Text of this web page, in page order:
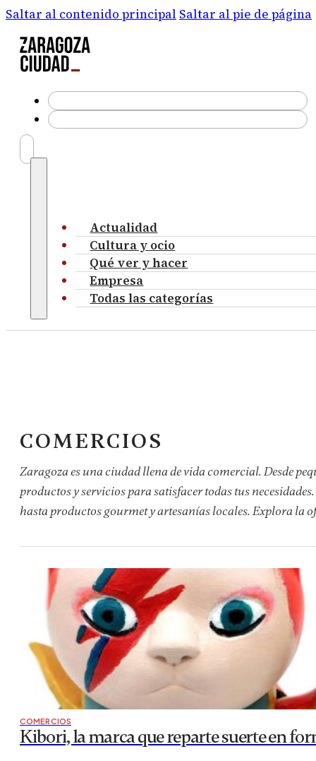
Saltar al contenido principal Saltar al pie de página
Actualidad
Cultura y ocio
Qué ver y hacer
Empresa
Todas las categorías
COMERCIOS
Zaragoza es una ciudad llena de vida comercial. Desde
productos y servicios para satisfacer todas tus
hasta productos gourmet y artesanías locales. Explora la
COMERCIOS
Kibori, la marca que reparte suerte en